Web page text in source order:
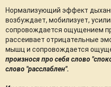
Нормализующий эффект
возбуждает, мобилизует,
сопровождается ощущением
рассеивает отрицательные
мышц и сопровождается
произнося про себя слово
слово "расслаблен".